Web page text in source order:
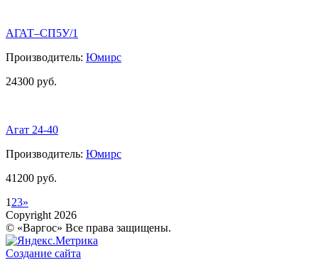
АГАТ–СП5У/1
Производитель: Юмирс
24300 руб.
Агат 24-40
Производитель: Юмирс
41200 руб.
1 23»
Copyright 2026
© «Варгос» Все права защищены.
Создание сайта